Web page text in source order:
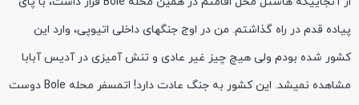
پیاده قدم در راه گذاشتم. من در اوج جنگهای داخلی اتیوپی، وارد این
کشور شده بودم ولی هیچ چیز غیر عادی و تنش آمیزی در آدیس آبابا
مشاهده نمیشد. این کشور به جنگ عادت دارد! اتمسفر محله Bole دوست